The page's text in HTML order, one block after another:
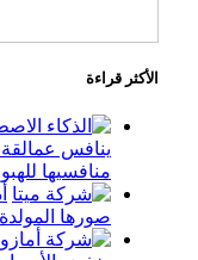
«تاسي»
طفيف مدعومًا
الأكثر قراءة
ينافس
منافسيها
صورها